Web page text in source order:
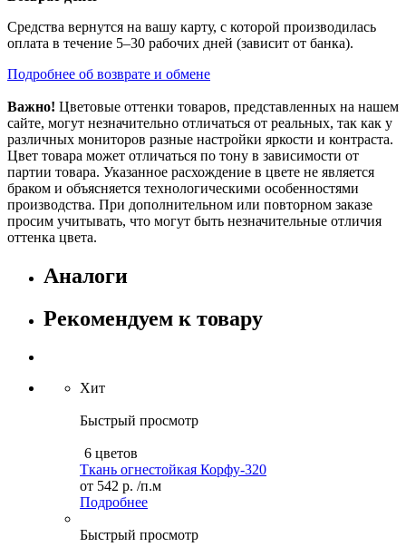
Средства вернутся на вашу карту, с которой производилась
оплата в течение 5–30 рабочих дней (зависит от банка).
Подробнее об возврате и обмене
Важно! Цветовые оттенки товаров, представленных на нашем
сайте, могут незначительно отличаться от реальных, так как у
различных мониторов разные настройки яркости и контраста.
Цвет товара может отличаться по тону в зависимости от
партии товара. Указанное расхождение в цвете не является
браком и объясняется технологическими особенностями
производства. При дополнительном или повторном заказе
просим учитывать, что могут быть незначительные отличия
оттенка цвета.
Аналоги
Рекомендуем к товару
Хит
Быстрый просмотр
6 цветов
Ткань огнестойкая Корфу-320
от 542 р. /п.м
Подробнее
Быстрый просмотр